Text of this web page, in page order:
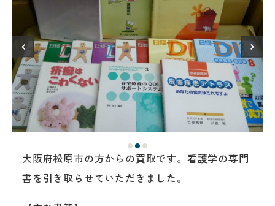
大阪府松原市の方からの買取です。看護学の専門
書を引き取らせていただきました。